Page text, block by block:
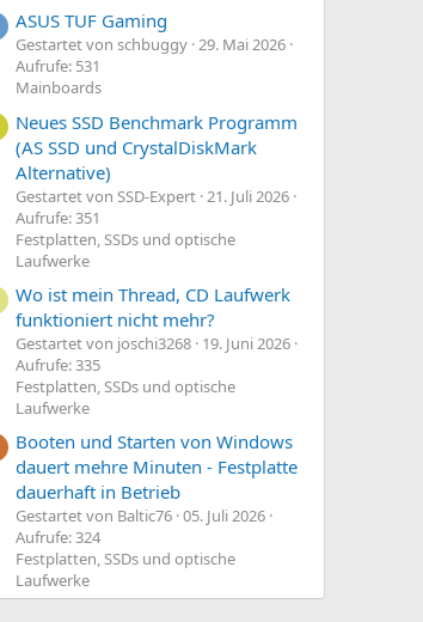
ASUS TUF Gaming
Gestartet von schbuggy 29. Mai 2026
Aufrufe: 531
Mainboards
Neues SSD Benchmark Programm
(AS SSD und CrystalDiskMark
Alternative)
Gestartet von SSD-Expert 21. Juli 2026
Aufrufe: 351
Festplatten, SSDs und optische
Laufwerke
Wo ist mein Thread, CD Laufwerk
funktioniert nicht mehr?
Gestartet von joschi3268 19. Juni 2026
Aufrufe: 335
Festplatten, SSDs und optische
Laufwerke
Booten und Starten von Windows
dauert mehre Minuten - Festplatte
dauerhaft in Betrieb
Gestartet von Baltic76 05. Juli 2026
Aufrufe: 324
Festplatten, SSDs und optische
Laufwerke